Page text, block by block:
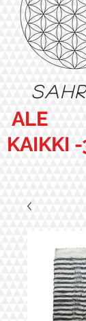
ALE
KAIKKI